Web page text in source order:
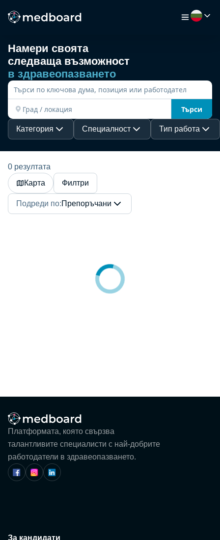
НАЧАЛО
РАБОТА
КАРТА
ВИДЕО
РЕСУРСИ
Потребител
Намери своята
следваща възможност
в здравеопазването
Търси
Категория Специалност Тип работа
0 резултата
Карта
Филтри
Подреди по:Препоръчани
Платформата, която свързва
талантливите специалисти с най-добрите
работодатели в здравеопазването.
За кандидати